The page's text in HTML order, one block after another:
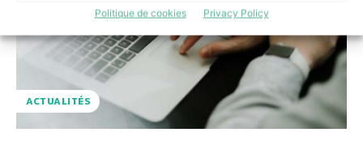
Politique de cookies Privacy Policy
ACTUALITÉS